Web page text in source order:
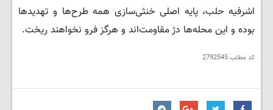
اشرفیه حلب، پایه اصلی خنثی‌سازی همه طرح‌ها و تهدیدها
بوده و این محله‌ها دژ مقاومت‌اند و هرگز فرو نخواهند ریخت.
کد مطلب2792545